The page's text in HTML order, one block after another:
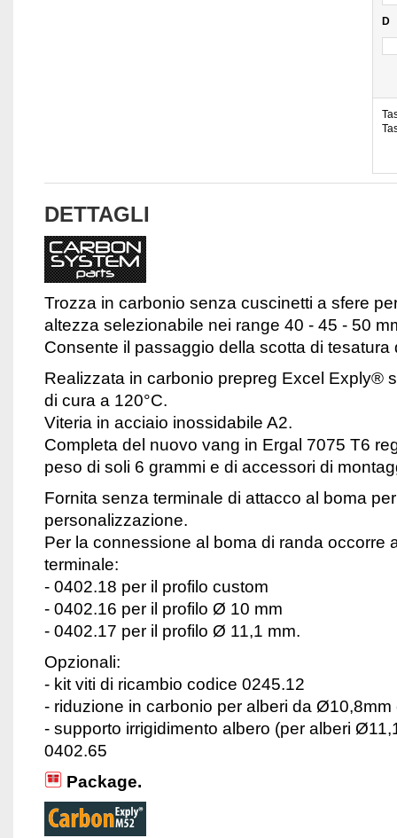
D
DETTAGLI
Trozza in carbonio senza cuscinetti a sfere
altezza selezionabile nei range 40 - 45 - 50
Consente il passaggio della scotta di tesatura
Realizzata in carbonio prepreg Excel Exply®
di cura a 120°C.
Viteria in acciaio inossidabile A2.
Completa del nuovo vang in Ergal 7075 T6
peso di soli 6 grammi e di accessori di
Fornita senza terminale di attacco al boma
personalizzazione.
Per la connessione al boma di randa occorre
terminale:
- 0402.18 per il profilo custom
- 0402.16 per il profilo Ø 10 mm
- 0402.17 per il profilo Ø 11,1 mm.
Opzionali:
- kit viti di ricambio codice 0245.12
- riduzione in carbonio per alberi da
- supporto irrigidimento albero (per alberi
0402.65
Package.